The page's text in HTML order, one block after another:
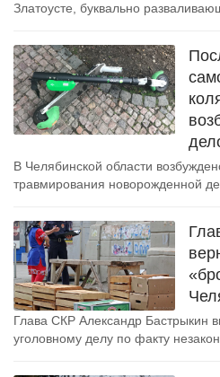
Златоусте, буквально
В Челябинской области
травмирования новорожденной
Глава СКР Александр Бастрыкин
уголовному делу по факту